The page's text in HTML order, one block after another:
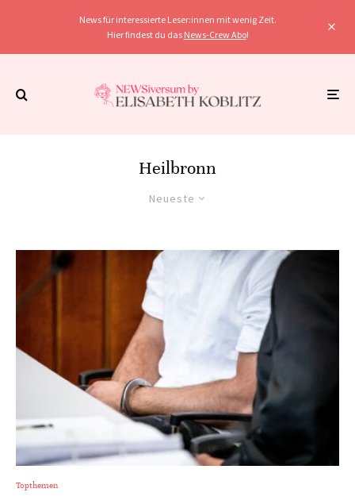
News für interessierte Leser:innen mit wenig Zeit.
Hier findest du das News-Crew Abo!
Heilbronn
Neueste
Topthemen